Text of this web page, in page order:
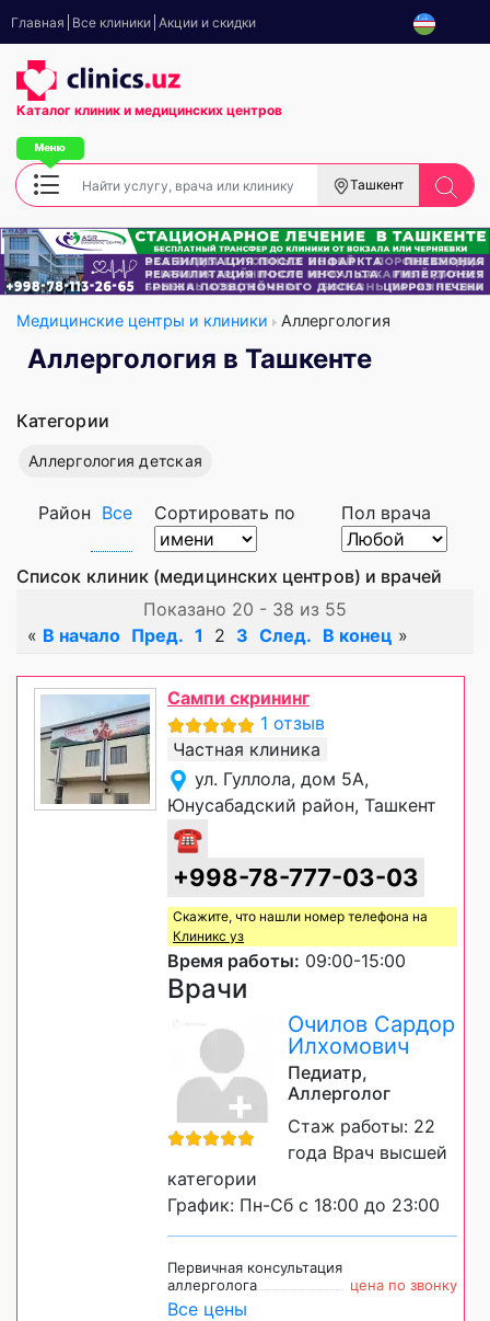
Главная Все клиники Акции и скидки
Каталог клиник и медицинских центров
Ташкент
Медицинские центры и клиники Аллергология
Аллергология в Ташкенте
Категории
Аллергология детская
Район Все Сортировать по Пол врача
Список клиник (медицинских центров) и врачей
Показано 20 - 38 из 55
« В начало Пред. 1 2 3 След. В конец »
Сампи скрининг
1 отзыв
Частная клиника
ул. Гуллола, дом 5А,
Юнусабадский район, Ташкент
☎
+998-78-777-03-03
Скажите, что нашли номер телефона на
Клиникс уз
Время работы: 09:00-15:00
Врачи
Очилов Сардор
Илхомович
Педиатр,
Аллерголог
Стаж работы: 22
года Врач высшей
категории
График: Пн-Сб с 18:00 до 23:00
Первичная консультация
аллерголога
цена по звонку
Все цены